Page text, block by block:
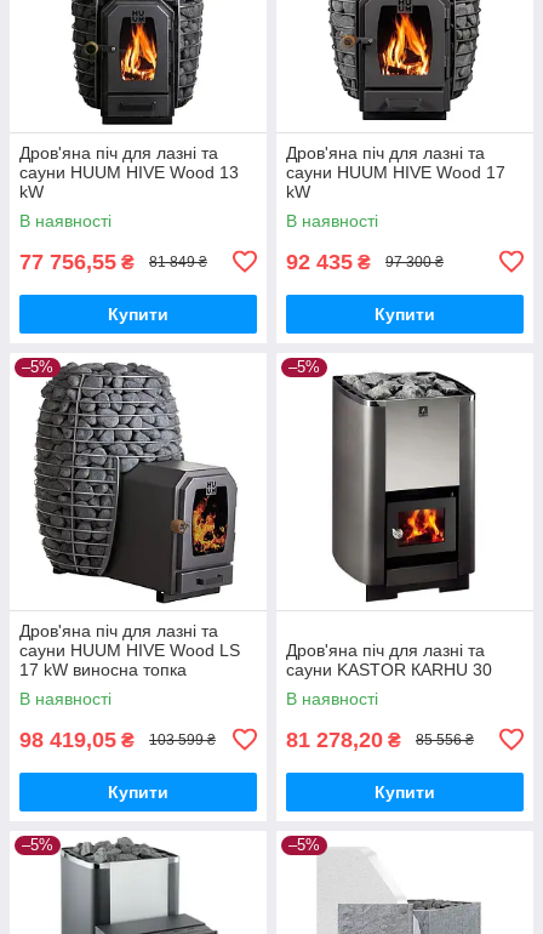
Дров'яна піч для лазні та
сауни HUUM HIVE Wood 13
kW
В наявності
77 756,55 ₴ 81 849 ₴
Купити
Дров'яна піч для лазні та
сауни HUUM HIVE Wood 17
kW
В наявності
92 435 ₴ 97 300 ₴
Купити
–5%
Дров'яна піч для лазні та
сауни HUUM HIVE Wood LS
17 kW виносна топка
В наявності
98 419,05 ₴ 103 599 ₴
Купити
–5%
Дров'яна піч для лазні та
сауни KASTOR КARHU 30
В наявності
81 278,20 ₴ 85 556 ₴
Купити
–5% –5%